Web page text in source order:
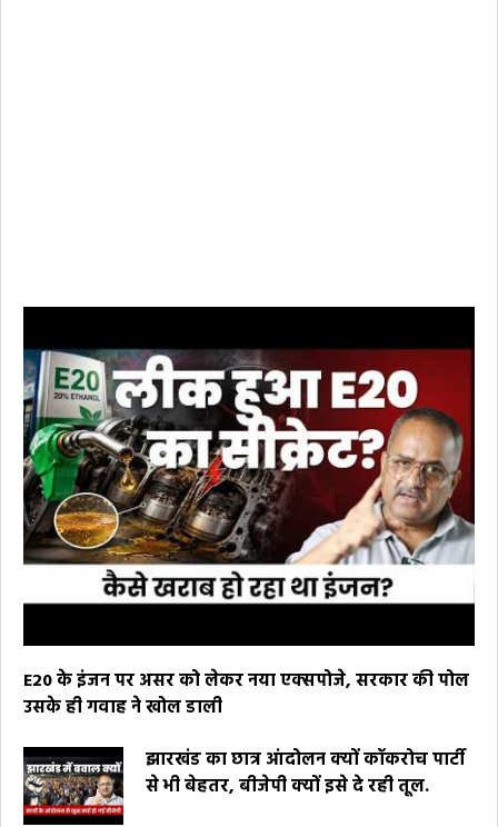
E20 के इंजन पर असर को लेकर नया एक्सपोजे, सरकार की पोल
उसके ही गवाह ने खोल डाली
झारखंड का छात्र आंदोलन क्यों कॉकरोच पार्टी
से भी बेहतर, बीजेपी क्यों इसे दे रही तूल.